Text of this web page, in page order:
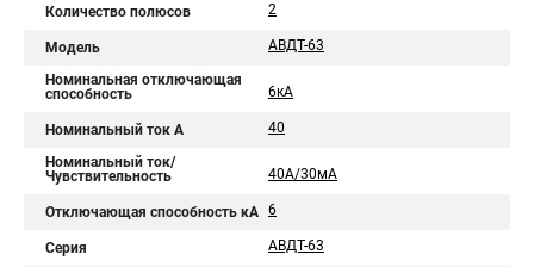
Количество полюсов 2
Модель АВДТ-63
Номинальная отключающая
способность
6кА
Номинальный ток A 40
Номинальный ток/
Чувствительность
40А/30мА
Отключающая способность кА 6
Серия АВДТ-63